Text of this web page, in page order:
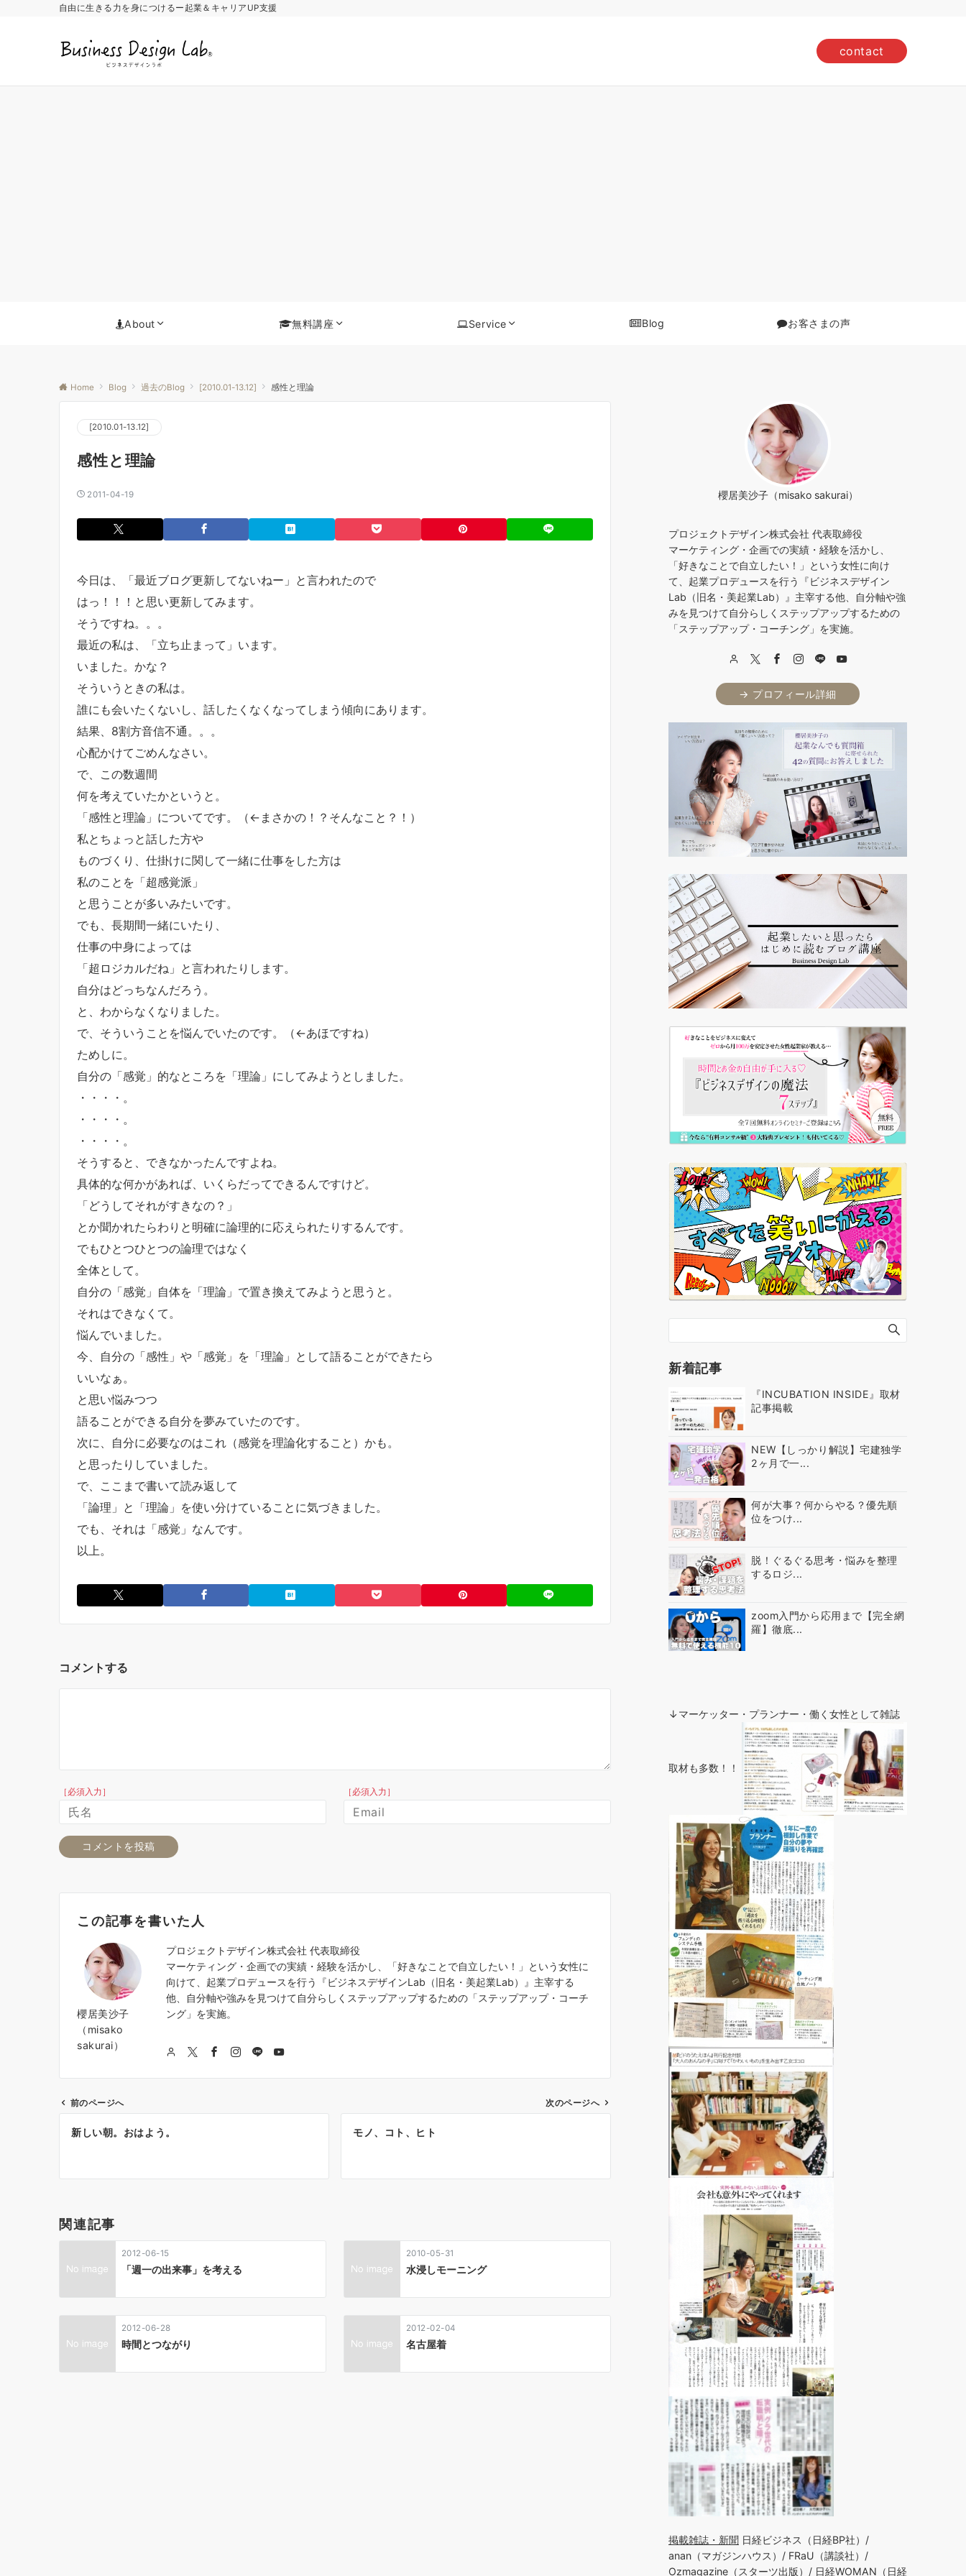
自由に生きる力を身につけるー起業＆キャリアUP支援
contact
About 無料講座 Service Blog お客さまの声
Home Blog 過去のBlog [2010.01-13.12] 感性と理論
[2010.01-13.12]
感性と理論
2011-04-19
今日は、「最近ブログ更新してないねー」と言われたので
はっ！！！と思い更新してみます。
そうですね。。。
最近の私は、「立ち止まって」います。
いました。かな？
そういうときの私は。
誰にも会いたくないし、話したくなくなってしまう傾向にあります。
結果、8割方音信不通。。。
心配かけてごめんなさい。
で、この数週間
何を考えていたかというと。
「感性と理論」についてです。（←まさかの！？そんなこと？！）
私とちょっと話した方や
ものづくり、仕掛けに関して一緒に仕事をした方は
私のことを「超感覚派」
と思うことが多いみたいです。
でも、長期間一緒にいたり、
仕事の中身によっては
「超ロジカルだね」と言われたりします。
自分はどっちなんだろう。
と、わからなくなりました。
で、そういうことを悩んでいたのです。（←あほですね）
ためしに。
自分の「感覚」的なところを「理論」にしてみようとしました。
・・・・。
・・・・。
・・・・。
そうすると、できなかったんですよね。
具体的な何かがあれば、いくらだってできるんですけど。
「どうしてそれがすきなの？」
とか聞かれたらわりと明確に論理的に応えられたりするんです。
でもひとつひとつの論理ではなく
全体として。
自分の「感覚」自体を「理論」で置き換えてみようと思うと。
それはできなくて。
悩んでいました。
今、自分の「感性」や「感覚」を「理論」として語ることができたら
いいなぁ。
と思い悩みつつ
語ることができる自分を夢みていたのです。
次に、自分に必要なのはこれ（感覚を理論化すること）かも。
と思ったりしていました。
で、ここまで書いて読み返して
「論理」と「理論」を使い分けていることに気づきました。
でも、それは「感覚」なんです。
以上。
コメントする
［必須入力］ ［必須入力］
この記事を書いた人
櫻居美沙子
（misako
sakurai）
プロジェクトデザイン株式会社 代表取締役
マーケティング・企画での実績・経験を活かし、「好きなことで自立したい！」という女性に
向けて、起業プロデュースを行う『ビジネスデザインLab（旧名・美起業Lab）』主宰する
他、自分軸や強みを見つけて自分らしくステップアップするための「ステップアップ・コーチ
ング」を実施。
投
ゲ
ー
シ
ョ
ン
前のページへ
新しい朝。おはよう。
次のページへ
モノ、コト、ヒト
関連記事
2012-06-15
「週一の出来事」を考える
2010-05-31
水浸しモーニング
2012-06-28
時間とつながり
2012-02-04
名古屋着
櫻居美沙子（misako sakurai）
プロジェクトデザイン株式会社 代表取締役
マーケティング・企画での実績・経験を活かし、
「好きなことで自立したい！」という女性に向け
て、起業プロデュースを行う『ビジネスデザイン
Lab（旧名・美起業Lab）』主宰する他、自分軸や強
みを見つけて自分らしくステップアップするための
「ステップアップ・コーチング」を実施。
→ プロフィール詳細
新着記事
『INCUBATION INSIDE』取材
記事掲載
NEW【しっかり解説】宅建独学
2ヶ月で一...
何が大事？何からやる？優先順
位をつけ...
脱！ぐるぐる思考・悩みを整理
するロジ...
zoom入門から応用まで【完全網
羅】徹底...
↓マーケッター・プランナー・働く女性として雑誌
取材も多数！！
掲載雑誌・新聞 日経ビジネス（日経BP社）/
anan（マガジンハウス）/ FRaU（講談社）/
Ozmagazine（スターツ出版）/ 日経WOMAN（日経